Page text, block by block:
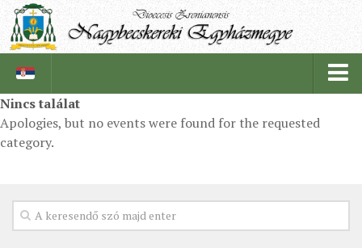
PÜSPÖKSÉG
EGYHÁZI INTÉZMÉNYEINK
Nincs találat
Apologies, but no events were found for the requested
category.